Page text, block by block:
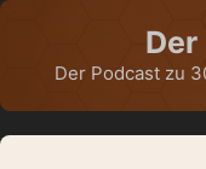
Zum
springenDer Podcast zu